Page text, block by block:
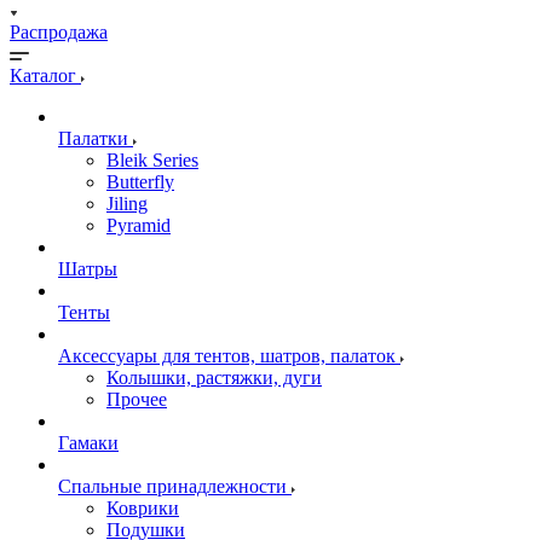
Распродажа
Каталог
Палатки
Bleik Series
Butterfly
Jiling
Pyramid
Шатры
Тенты
Аксессуары для тентов, шатров, палаток
Колышки, растяжки, дуги
Прочее
Гамаки
Спальные принадлежности
Коврики
Подушки